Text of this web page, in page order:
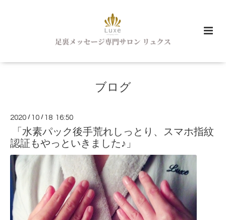
ブログ
2020 / 10 / 18 16:50
「水素パック後手荒れしっとり、スマホ指紋
認証もやっといきました♪」